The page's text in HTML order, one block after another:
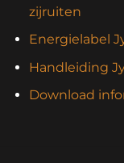
zijruiten
Energielabel
Handleiding
Download